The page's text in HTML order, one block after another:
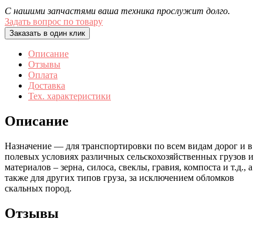
С нашими запчастями ваша техника прослужит долго.
Задать вопрос по товару
Заказать в один клик
Описание
Отзывы
Оплата
Доставка
Тех. характеристики
Описание
Назначение — для транспортировки по всем видам дорог и в
полевых условиях различных сельскохозяйственных грузов и
материалов – зерна, силоса, свеклы, гравия, компоста и т.д., а
также для других типов груза, за исключением обломков
скальных пород.
Отзывы